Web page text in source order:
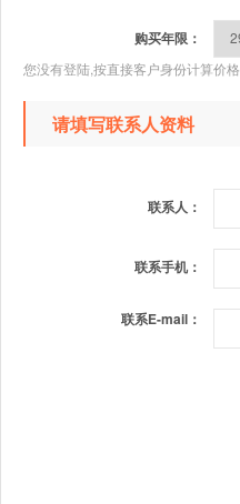
购买年限：
您没有登陆,按直接客户身份计算价格
请填写联系人资料
联系人：
联系手机：
联系E-mail：